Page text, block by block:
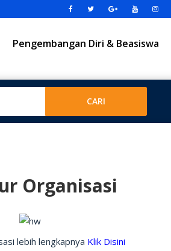
Pengembangan Diri & Beasiswa
Organisasi
lebih lengkapnya Klik Disini